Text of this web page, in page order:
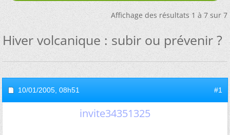
Affichage des résultats 1 à 7 sur 7
Hiver volcanique : subir ou prévenir ?
10/01/2005, 08h51 #1
invite34351325